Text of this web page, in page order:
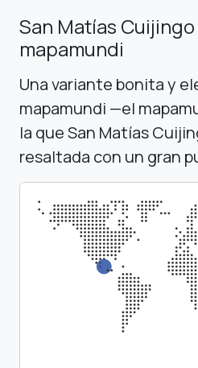
San Matías Cuijingo
mapamundi
Una variante bonita y
mapamundi —el
la que San Matías
resaltada con un gran